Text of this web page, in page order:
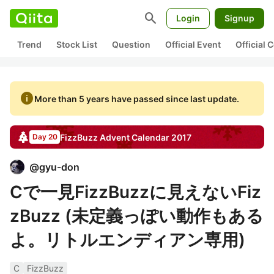
search Login Signup
Trend Stock List Question Official Event Official
infoMore than 5 years have passed since last update.
Day 20 FizzBuzz Advent Calendar 2017
@gyu-don
Cで一見FizzBuzzに見えないFiz
zBuzz (未定義っぽい動作もある
よ。リトルエンディアン専用)
C
FizzBuzz